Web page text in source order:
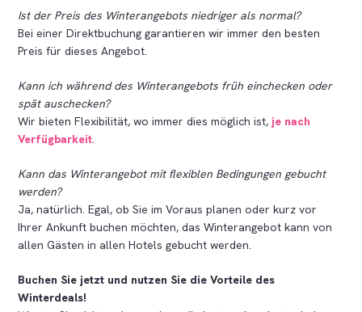
Ist der Preis des Winterangebots niedriger als normal?
Bei einer Direktbuchung garantieren wir immer den besten
Preis für dieses Angebot.
Kann ich während des Winterangebots früh einchecken oder
spät auschecken?
Wir bieten Flexibilität, wo immer dies möglich ist, je nach
Verfügbarkeit.
Kann das Winterangebot mit flexiblen Bedingungen gebucht
werden?
Ja, natürlich. Egal, ob Sie im Voraus planen oder kurz vor
Ihrer Ankunft buchen möchten, das Winterangebot kann von
allen Gästen in allen Hotels gebucht werden.
Buchen Sie jetzt und nutzen Sie die Vorteile des
Winterdeals!